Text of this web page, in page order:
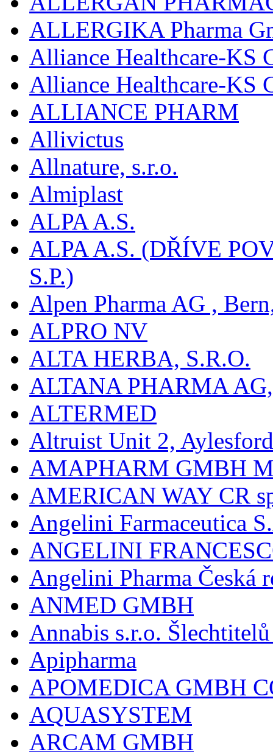
ALLERGIKA Pharma
Alliance Healthcare-KS
Alliance Healthcare-KS
ALLIANCE PHARM
Allivictus
Allnature, s.r.o.
Almiplast
ALPA A.S.
ALPA A.S. (DŘÍVE
S.P.)
Alpen Pharma AG ,
ALPRO NV
ALTA HERBA, S.R.O.
ALTANA PHARMA
ALTERMED
Altruist Unit 2, Aylesford
AMAPHARM GMBH
AMERICAN WAY CR
Angelini Farmaceutica
ANGELINI
Angelini Pharma Česká
ANMED GMBH
Annabis s.r.o.
Apipharma
APOMEDICA GMBH
AQUASYSTEM
ARCAM GMBH